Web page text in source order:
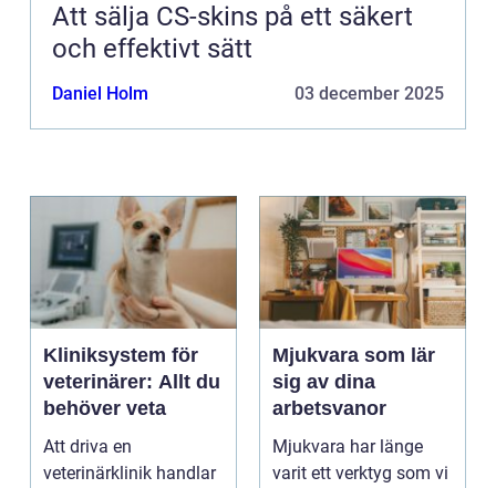
Att sälja CS-skins på ett säkert
och effektivt sätt
Daniel Holm 03 december 2025
Kliniksystem för
veterinärer: Allt du
behöver veta
Att driva en
veterinärklinik handlar
Mjukvara som lär
sig av dina
arbetsvanor
Mjukvara har länge
varit ett verktyg som vi